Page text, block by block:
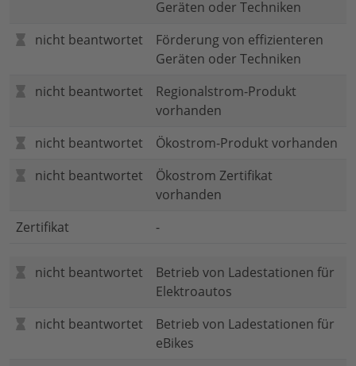
Geräten oder Techniken
nicht beantwortet
Förderung von effizienteren
Geräten oder Techniken
nicht beantwortet
Regionalstrom-Produkt
vorhanden
nicht beantwortet
Ökostrom-Produkt vorhanden
nicht beantwortet
Ökostrom Zertifikat
vorhanden
Zertifikat
-
nicht beantwortet
Betrieb von Ladestationen für
Elektroautos
nicht beantwortet
Betrieb von Ladestationen für
eBikes